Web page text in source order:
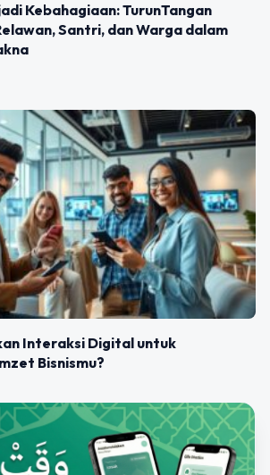
Kebahagiaan: TurunTangan
Santri, dan Warga dalam
Interaksi Digital untuk
Bisnismu?